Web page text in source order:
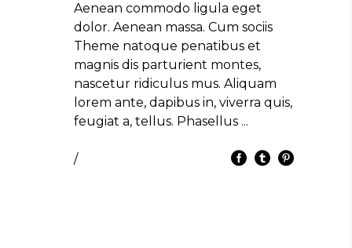
Aenean commodo ligula eget
dolor. Aenean massa. Cum sociis
Theme natoque penatibus et
magnis dis parturient montes,
nascetur ridiculus mus. Aliquam
lorem ante, dapibus in, viverra quis,
feugiat a, tellus. Phasellus
/